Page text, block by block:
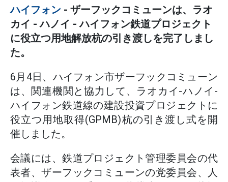
ハイフォン - ザーフックコミューンは、ラオ
カイ - ハノイ - ハイフォン鉄道プロジェクト
に役立つ用地解放杭の引き渡しを完了しまし
た。
6月4日、ハイフォン市ザーフックコミューン
は、関連機関と協力して、ラオカイ-ハノイ-
ハイフォン鉄道線の建設投資プロジェクトに
役立つ用地取得(GPMB)杭の引き渡し式を開
催しました。
会議には、鉄道プロジェクト管理委員会の代
表者、ザーフックコミューンの党委員会、人